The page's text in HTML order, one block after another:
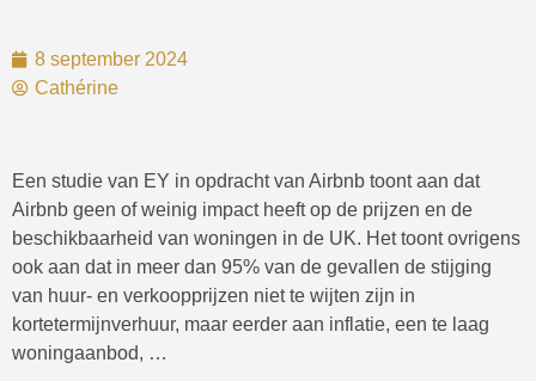
8 september 2024
Cathérine
Een studie van EY in opdracht van Airbnb toont aan dat
Airbnb geen of weinig impact heeft op de prijzen en de
beschikbaarheid van woningen in de UK. Het toont ovrigens
ook aan dat in meer dan 95% van de gevallen de stijging
van huur- en verkoopprijzen niet te wijten zijn in
kortetermijnverhuur, maar eerder aan inflatie, een te laag
woningaanbod, …